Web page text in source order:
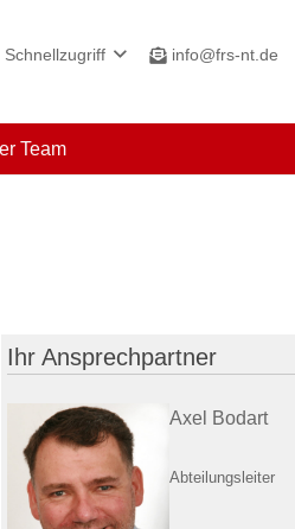
Schnellzugriff info@frs-nt.de
Team
Ihr Ansprechpartner
Axel Bodart
Abteilungsleiter